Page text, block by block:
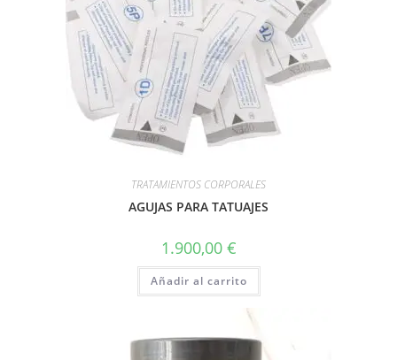
TRATAMIENTOS CORPORALES
AGUJAS PARA TATUAJES
1.900,00 €
Añadir al carrito